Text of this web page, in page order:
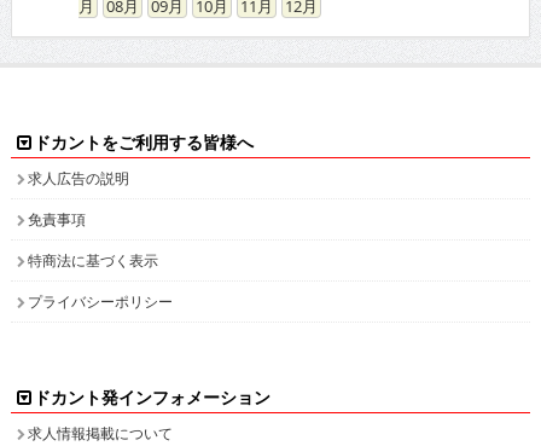
ドカントをご利用する皆様へ
特商法に基づく表示
プライバシーポリシー
ドカント発インフォメーション